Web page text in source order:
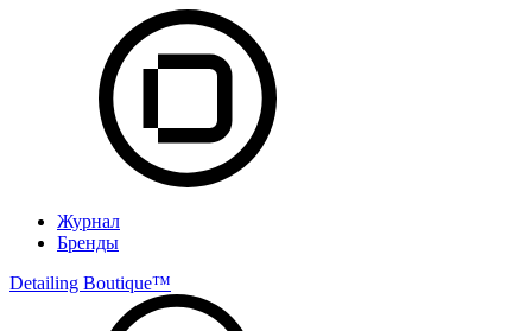
Журнал
Бренды
Detailing Boutique™️